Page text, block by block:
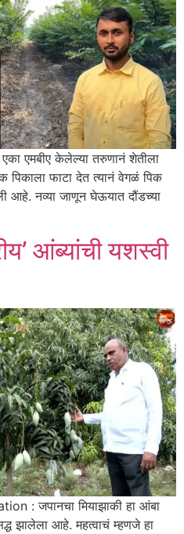
एमबीए केलेल्या तरुणानं शेतीला
पिकाला फाटा देत त्यानं वेगळं पिक
आहे. नव्या जाणून घेऊयात दौंडच्या
आंब्यांची यशस्वी
: जपानचा मियाझाकी हा आंबा
झालेला आहे. महत्वाचं म्हणजे हा